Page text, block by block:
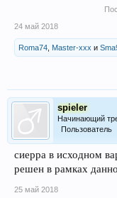
24 май 2018
Roma74 Master-xxx и
spieler
Начинающий
Пользователь
сиерра в исходном
решен в рамках
25 май 2018